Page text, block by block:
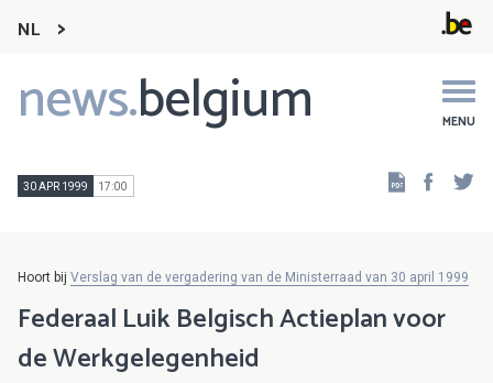
NL
news.belgium MENU
Main
navigation
30 APR 1999 17:00
Hoort bij Verslag van de vergadering van de Ministerraad van 30 april 1999
Federaal Luik Belgisch Actieplan voor
de Werkgelegenheid